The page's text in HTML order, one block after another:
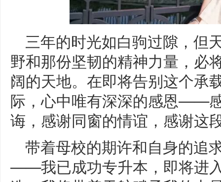
三年的时光如白驹过隙，但
野和那份坚韧的精神力量，必
阔的天地。在即将告别这个承
际，心中唯有深深的感恩——
诲，感谢同窗的情谊，感谢这
带着母校的期许和自身的追
——我已成功专升本，即将进